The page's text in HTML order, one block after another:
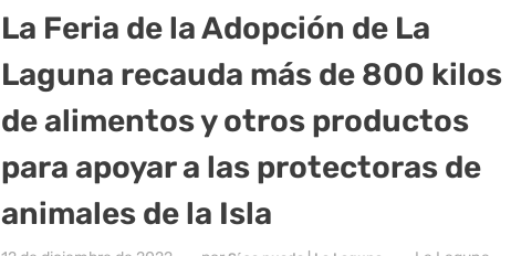
La Feria de la Adopción de La
Laguna recauda más de 800 kilos
de alimentos y otros productos
para apoyar a las protectoras de
animales de la Isla